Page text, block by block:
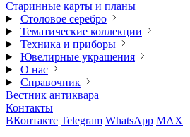
Старинные карты и планы
Столовое серебро
Тематические коллекции
Техника и приборы
Ювелирные украшения
О нас
Справочник
Вестник антиквара
Контакты
ВКонтакте Telegram WhatsApp MAX